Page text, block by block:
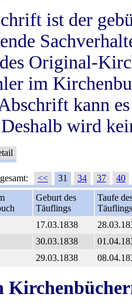
ist der
Original-
im
kann
wird
<< 31 34 37
40
Geburt des
Täuflings
Taufe
Täuflings
17.03.1838
30.03.1838
29.03.1838